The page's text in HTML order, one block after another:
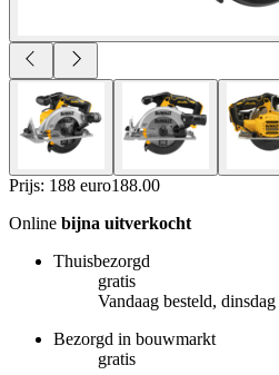
Prijs: 188 euro188.00
Online bijna uitverkocht
Thuisbezorgd
gratis
Vandaag besteld,
Bezorgd in bouwmarkt
gratis